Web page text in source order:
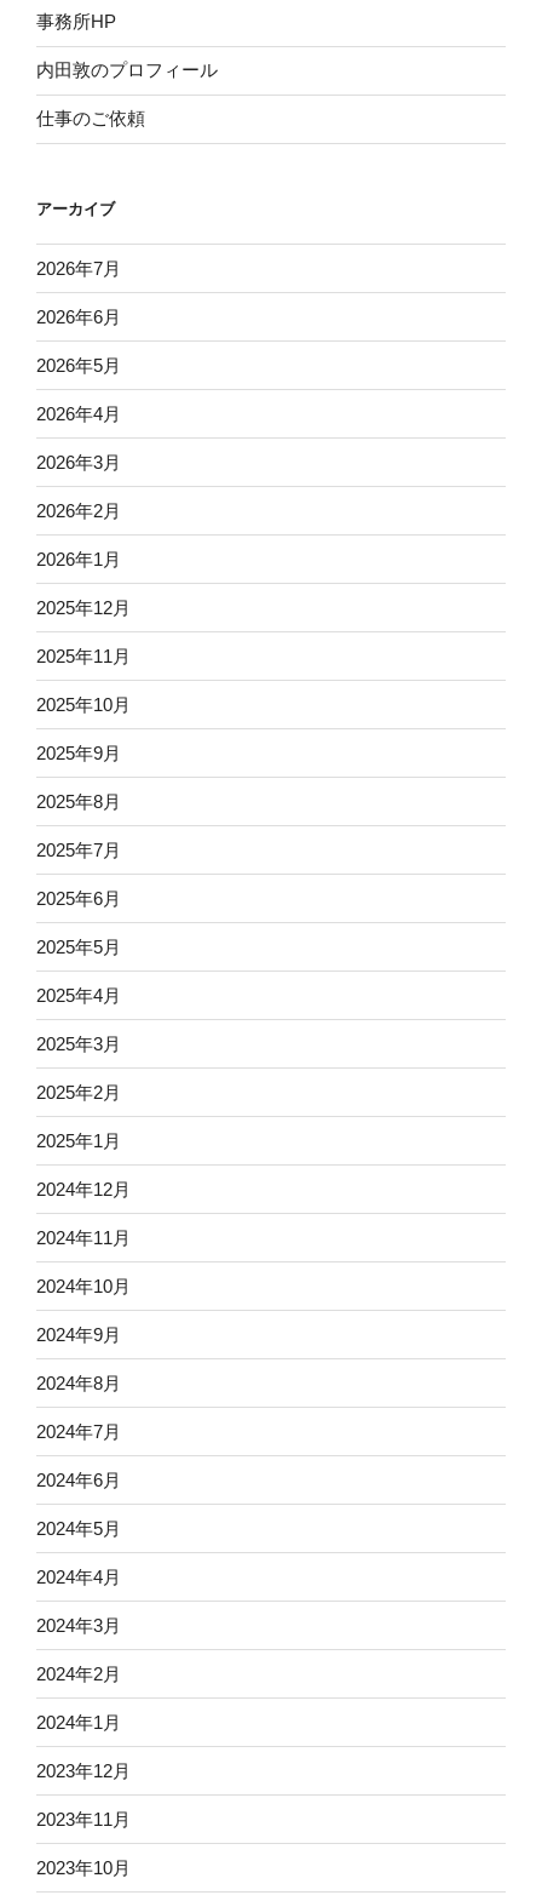
事務所HP
内田敦のプロフィール
仕事のご依頼
アーカイブ
2026年7月
2026年6月
2026年5月
2026年4月
2026年3月
2026年2月
2026年1月
2025年12月
2025年11月
2025年10月
2025年9月
2025年8月
2025年7月
2025年6月
2025年5月
2025年4月
2025年3月
2025年2月
2025年1月
2024年12月
2024年11月
2024年10月
2024年9月
2024年8月
2024年7月
2024年6月
2024年5月
2024年4月
2024年3月
2024年2月
2024年1月
2023年12月
2023年11月
2023年10月